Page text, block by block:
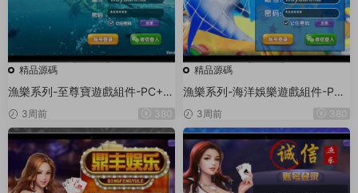
精品源碼
漁樂系列-至尊寶遊戲組件-PC+安
卓+蘋果3端
3周前 380
精品源碼
漁樂系列-海洋娛樂遊戲組件-PC
+安卓+蘋果3端
3周前 380